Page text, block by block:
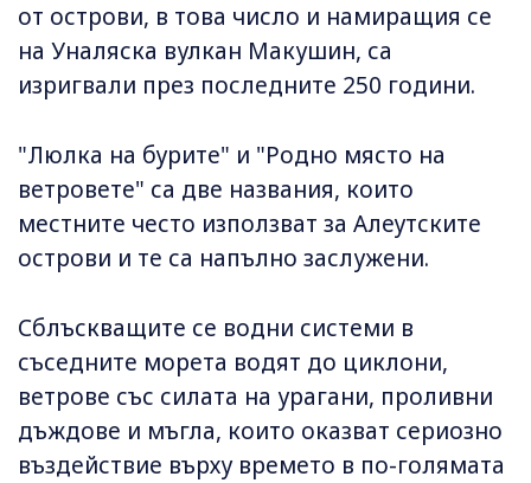
от острови, в това число и намиращия се
на Уналяска вулкан Макушин, са
изригвали през последните 250 години.
"Люлка на бурите" и "Родно място на
ветровете" са две названия, които
местните често използват за Алеутските
острови и те са напълно заслужени.
Сблъскващите се водни системи в
съседните морета водят до циклони,
ветрове със силата на урагани, проливни
дъждове и мъгла, които оказват сериозно
въздействие върху времето в по-голямата